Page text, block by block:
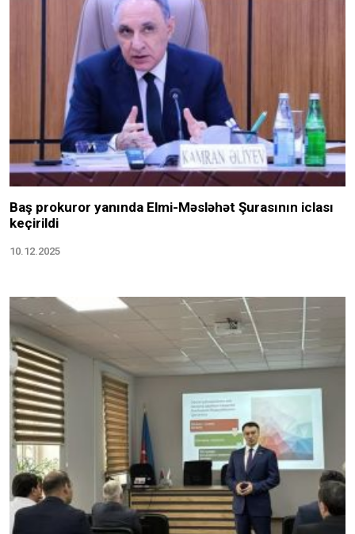
Baş prokuror yanında Elmi-Məsləhət Şurasının iclası
keçirildi
10.12.2025